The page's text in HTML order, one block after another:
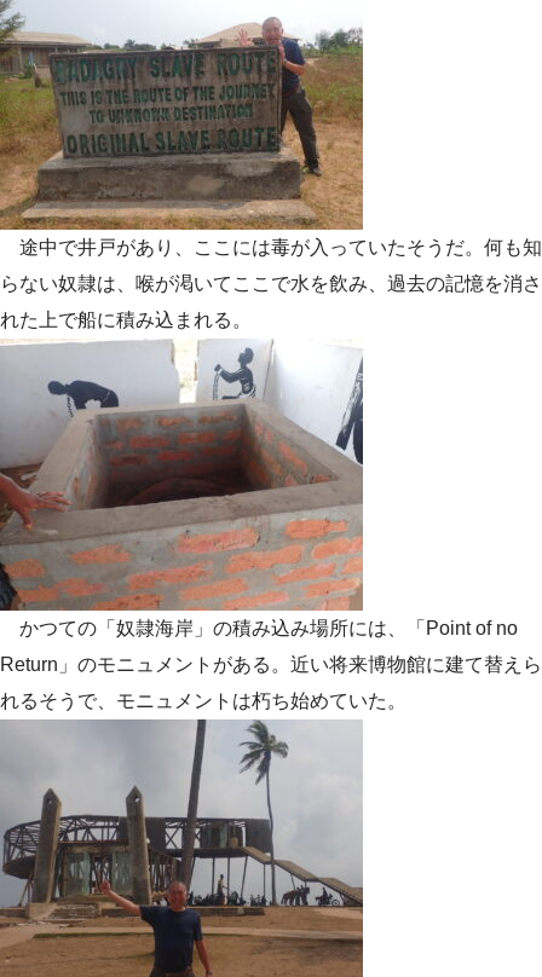
途中で井戸があり、ここには毒が入っていたそうだ。何も知
らない奴隷は、喉が渇いてここで水を飲み、過去の記憶を消さ
れた上で船に積み込まれる。
かつての「奴隷海岸」の積み込み場所には、「Point of no
Return」のモニュメントがある。近い将来博物館に建て替えら
れるそうで、モニュメントは朽ち始めていた。